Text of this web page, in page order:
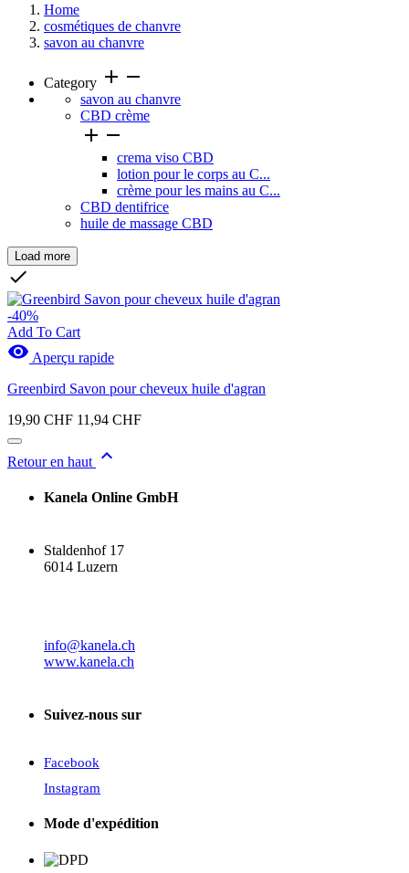
Home
cosmétiques de chanvre
savon au chanvre
Category add remove
savon au chanvre
CBD crème
 
crema viso CBD
lotion pour le corps au C...
crème pour les mains au C...
CBD dentifrice
huile de massage CBD
Clear
Prix
Marques
Nouveaux produits
Nouveaux produits
Actions 1
Load more

-40%
Add To Cart
 Aperçu rapide
Greenbird Savon pour cheveux huile d'agran
19,90 CHF 11,94 CHF
Retour en haut 
Kanela Online GmbH
Staldenhof 17
6014 Luzern
info@kanela.ch
www.kanela.ch
Suivez-nous sur
Facebook
Instagram
Mode d'expédition